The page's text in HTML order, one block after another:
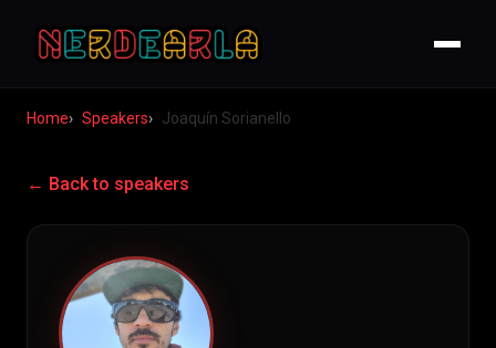
Home Speakers Joaquín Sorianello
← Back to speakers